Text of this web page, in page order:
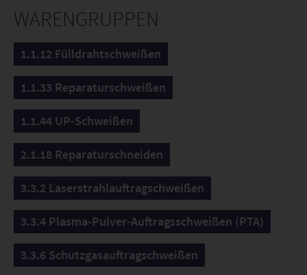
WARENGRUPPEN
1.1.12 Fülldrahtschweißen
1.1.33 Reparaturschweißen
1.1.44 UP-Schweißen
2.1.18 Reparaturschneiden
3.3.2 Laserstrahlauftragschweißen
3.3.4 Plasma-Pulver-Auftragsschweißen (PTA)
3.3.6 Schutzgasauftragschweißen